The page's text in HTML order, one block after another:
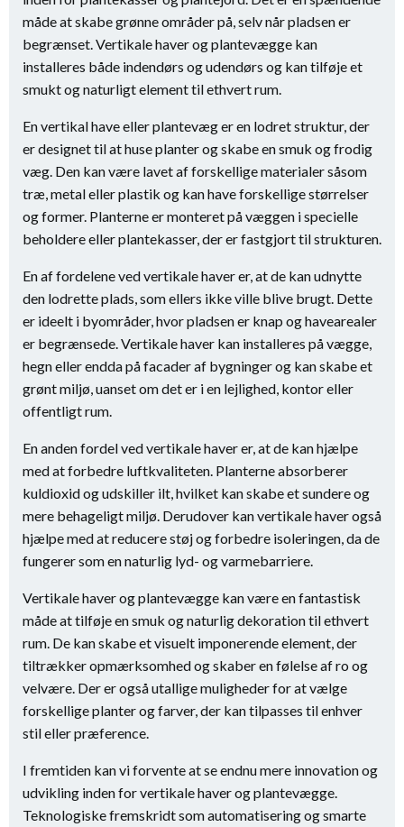
måde at skabe grønne områder på, selv når pladsen er
begrænset. Vertikale haver og plantevægge kan
installeres både indendørs og udendørs og kan tilføje et
smukt og naturligt element til ethvert rum.
En vertikal have eller plantevæg er en lodret struktur, der
er designet til at huse planter og skabe en smuk og frodig
væg. Den kan være lavet af forskellige materialer såsom
træ, metal eller plastik og kan have forskellige størrelser
og former. Planterne er monteret på væggen i specielle
beholdere eller plantekasser, der er fastgjort til strukturen.
En af fordelene ved vertikale haver er, at de kan udnytte
den lodrette plads, som ellers ikke ville blive brugt. Dette
er ideelt i byområder, hvor pladsen er knap og havearealer
er begrænsede. Vertikale haver kan installeres på vægge,
hegn eller endda på facader af bygninger og kan skabe et
grønt miljø, uanset om det er i en lejlighed, kontor eller
offentligt rum.
En anden fordel ved vertikale haver er, at de kan hjælpe
med at forbedre luftkvaliteten. Planterne absorberer
kuldioxid og udskiller ilt, hvilket kan skabe et sundere og
mere behageligt miljø. Derudover kan vertikale haver også
hjælpe med at reducere støj og forbedre isoleringen, da de
fungerer som en naturlig lyd- og varmebarriere.
Vertikale haver og plantevægge kan være en fantastisk
måde at tilføje en smuk og naturlig dekoration til ethvert
rum. De kan skabe et visuelt imponerende element, der
tiltrækker opmærksomhed og skaber en følelse af ro og
velvære. Der er også utallige muligheder for at vælge
forskellige planter og farver, der kan tilpasses til enhver
stil eller præference.
I fremtiden kan vi forvente at se endnu mere innovation og
udvikling inden for vertikale haver og plantevægge.
Teknologiske fremskridt som automatisering og smarte